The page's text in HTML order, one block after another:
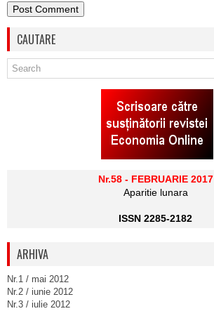
CAUTARE
Nr.58 - FEBRUARIE 2017
Aparitie lunara
ISSN 2285-2182
ARHIVA
Nr.1 / mai 2012
Nr.2 / iunie 2012
Nr.3 / iulie 2012